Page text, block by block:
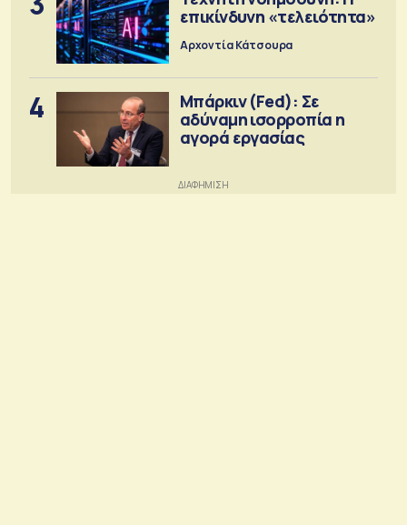
επικίνδυνη «τελειότητα»
Αρχοντία Κάτσουρα
4
Μπάρκιν (Fed): Σε
αδύναμη ισορροπία η
αγορά εργασίας